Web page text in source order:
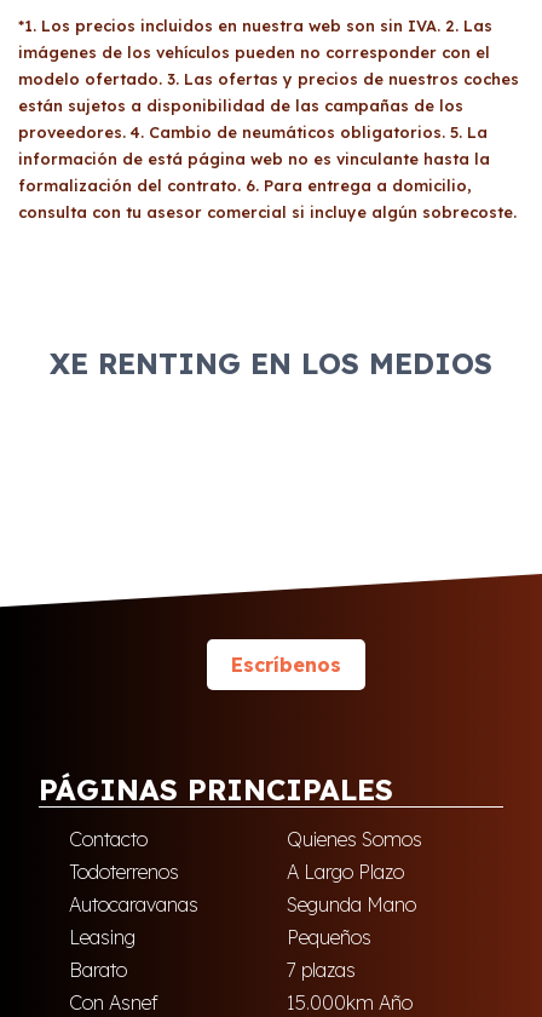
renting permite a las empresas deducir el
100% del gasto e IVA, siempre que el vehículo
esté afecto a su actividad económica. Las
cuotas mensuales incluyen todos los gastos
asociados al vehículo, lo que simplifica su
gestión.
dependiendo de la situación económica del
cliente y el estudio de viabilidad realizado por
el proveedor. Factores como la antigüedad en
la actividad, la situación financiera y la
posible aparición en listas de morosidad
pueden influir en esta decisión. En algunos
casos, presentar un aval solvente puede
*1. Los precios incluidos en nuestra web son sin IVA. 2. Las
imágenes de los vehículos pueden no corresponder con el
modelo ofertado. 3. Las ofertas y precios de nuestros coches
están sujetos a disponibilidad de las campañas de los
proveedores. 4. Cambio de neumáticos obligatorios. 5. La
información de está página web no es vinculante hasta la
formalización del contrato. 6. Para entrega a domicilio,
consulta con tu asesor comercial si incluye algún sobrecoste.
XE RENTING EN LOS MEDIOS
Escríbenos
PÁGINAS PRINCIPALES
Contacto
Quienes Somos
Todoterrenos
A Largo Plazo
Autocaravanas
Segunda Mano
Leasing
Pequeños
Barato
7 plazas
Con Asnef
15.000km Año